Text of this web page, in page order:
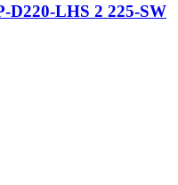
D220-LHS 2 225-SW